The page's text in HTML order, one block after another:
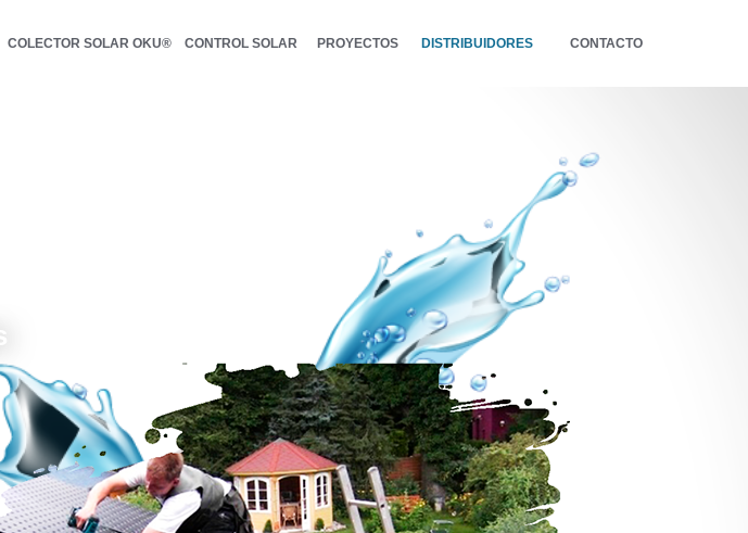
COLECTOR SOLAR OKU® DISTRIBUIDORES CONTACTO
CONTROL SOLAR PROYECTOS